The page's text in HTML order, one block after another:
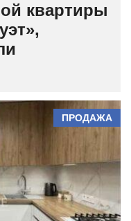
квартиры
ПРОДАЖА